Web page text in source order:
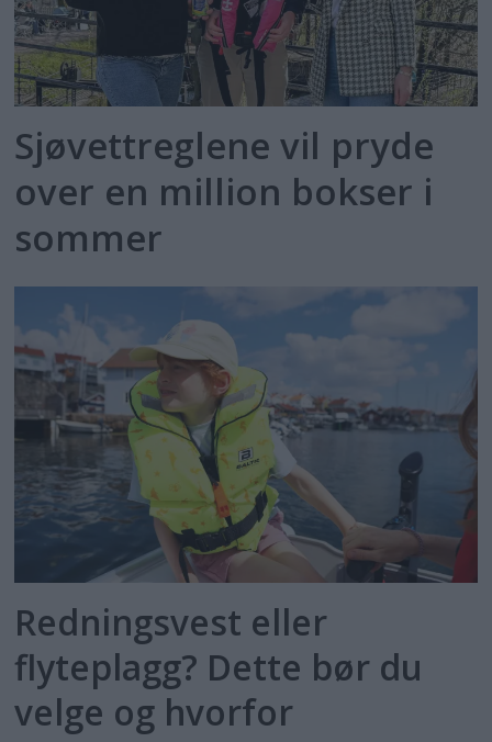
Sjøvettreglene vil pryde
over en million bokser i
sommer
Redningsvest eller
flyteplagg? Dette bør du
velge og hvorfor